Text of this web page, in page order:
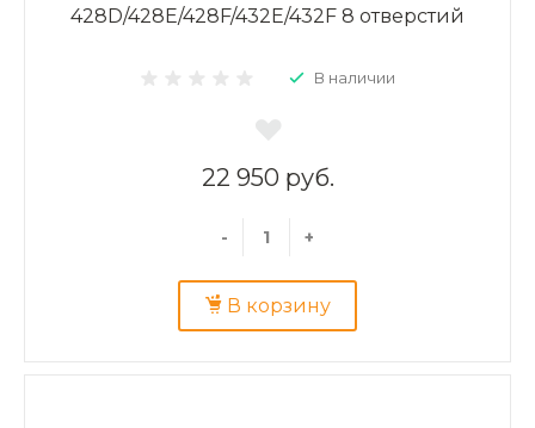
428D/428E/428F/432E/432F 8 отверстий
В наличии
22 950 руб.
- +
В корзину